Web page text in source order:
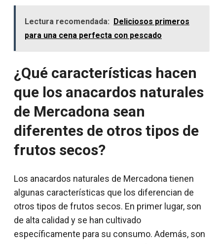
Lectura recomendada: Deliciosos primeros
para una cena perfecta con pescado
¿Qué características hacen
que los anacardos naturales
de Mercadona sean
diferentes de otros tipos de
frutos secos?
Los anacardos naturales de Mercadona tienen
algunas características que los diferencian de
otros tipos de frutos secos. En primer lugar, son
de alta calidad y se han cultivado
específicamente para su consumo. Además, son